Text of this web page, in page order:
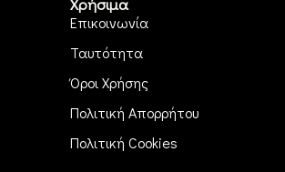
Χρήσιμα
Επικοινωνία
Ταυτότητα
Όροι Χρήσης
Πολιτική Απορρήτου
Πολιτική Cookies